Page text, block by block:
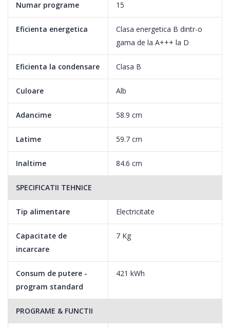
Numar programe 15
Eficienta energetica
Clasa energetica B dintr-o
gama de la A+++ la D
Eficienta la condensare Clasa B
Culoare Alb
Adancime 58.9 cm
Latime 59.7 cm
Inaltime 84.6 cm
SPECIFICATII TEHNICE
Tip alimentare Electricitate
Capacitate de
incarcare
7 Kg
Consum de putere -
program standard
421 kWh
PROGRAME & FUNCTII